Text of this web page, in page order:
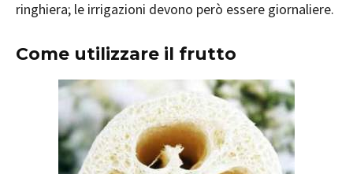
ringhiera; le irrigazioni devono però essere giornaliere.
Come utilizzare il frutto